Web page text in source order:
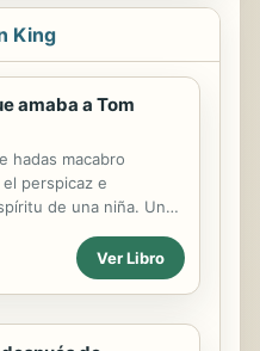
King
amaba a Tom
hadas macabro
perspicaz e
de una niña. Una
básicas. La chica que
Gordon explora
«El mundo tenía
Ver Libro